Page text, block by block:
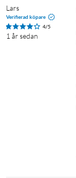
Lars
Verifierad köpare
4/5
1 år sedan